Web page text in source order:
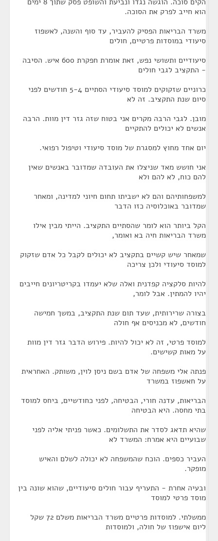
הוא חייב לפרק את הסוכה.
משרד הבריאות הפסיק להעביר, עד סוף והשנה, לאשפוז
סיעודי במוסדות פרטיים, חולים
סיעודיים ותשושי נפש, זאת אומרת חפקרת 600 איש. הסיבה
- התקציב לגבי חולים
כרוניים שזקוקים למוסד סיעודי הסתיים 5-4 חודשים לפני
סיום שנת התקציב. זה לא
מובן. לגבי הרבה מקרים אני בטוח שזה גזר דין מוות. הרבה
אנשים לא יכולים להתקיים
יום אחד מחוץ למסגרת של מוסד סיעודי וטיפול רפואי.
אני חושש מאד שניצלו את העובדה שמדובר באנשים שאין
להם כוח, לא להם ולא
למשפחותיהם והם לא ישביתו תחום חיוני למדינה, ומאחר
שמדובר באוכלוסיה כזו הדבר
הקל ביותר הוא לומר שהסתיים התקציב. הייתי מבין אילו
משרד הבריאות חיה בא ואומר,
שמאחר שיש קשיים בתקציב לא יכולים לקבל כל אדם שזקוק
למוסד סיעודי ולכן צריכה
להיות סלקציה קפדנית ואלה שלא יעמדו בקריטריונים חייבים
יהיו להמתין. אבל לומר,
בצורה שרירותית, שעד תום שנת התקציב, במשך חמישה
חודשים, לא מכניסים אף חולה
למוסד פרטי, זה לא יכול להיות. פירוש הדבר גזר דין מוות
על מאות קשישים.
פנתה אלי משפחה של אדם בשם ניסן לוין, משותק. האחראית
על חאשפוז במשרד
הבריאות, עדנה חורי, הבטיחה, לפני כחודשיים, ביחס למוסד
בתי מחסה. היא הבטיחה
שהיא תדאג לסדר את התשלומים. כאשר פניתי אליה לפני
שבועיים היא אמרח: המשרד לא
העביר כספים. הוכח שהמשפחה לא יכולה לשלם והאיש
מופקר.
ובעיה אחרת - התעריף עבור חולים סיעודיים, שהוא שונה בין
מוסד פרטי למוסד
ממשלתי. למוסדות פרטיים משרד הבריאות משלם 72 שקל
ליום אישפוז של חולה, ולמוסדות